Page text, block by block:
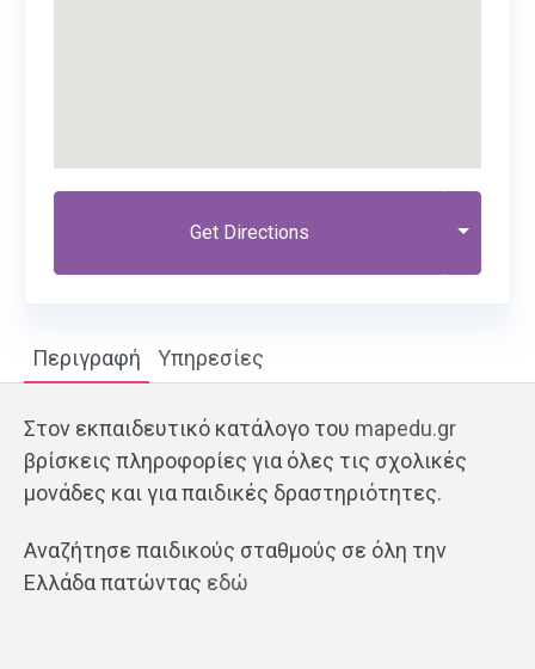
Get Directions
Περιγραφή Υπηρεσίες
Στον εκπαιδευτικό κατάλογο του mapedu.gr
βρίσκεις πληροφορίες για όλες τις σχολικές
μονάδες και για παιδικές δραστηριότητες.
Αναζήτησε παιδικούς σταθμούς σε όλη την
Ελλάδα πατώντας εδώ